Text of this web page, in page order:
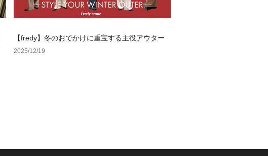
【fredy】冬のおでかけに重宝する主役アウター
2025/12/19